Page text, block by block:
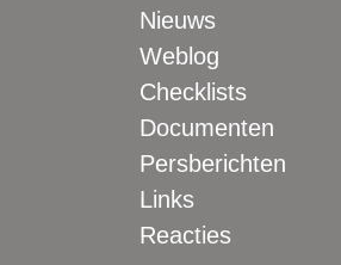
Nieuws
Weblog
Checklists
Documenten
Persberichten
Links
Reacties